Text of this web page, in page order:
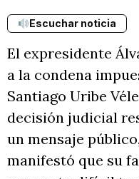
Escuchar noticia
El expresidente
a la condena
Santiago Uribe
decisión judicial
un mensaje
manifestó que su